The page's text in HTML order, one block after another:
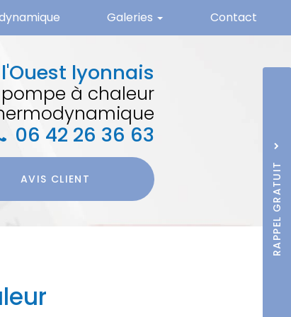
Galeries
Pompe à chaleur
Panneaux photovoltaïques
Ballon thermodynamique
Contact
lyonnais
à chaleur
06 42 26 36 63
AVIS CLIENT RAPPEL GRATUIT
confidentialité.
RGPD*
Quel code est